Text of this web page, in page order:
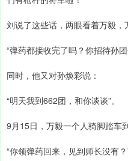
刘说了这些话，两眼看着万毅，
“弹药都接收完了吗？你招待孙
同时，他又对孙焕彩说：
“明天我到662团，和你谈谈”。
9月15日，万毅一个人骑脚踏车
“你领弹药回来，见到师长没有？